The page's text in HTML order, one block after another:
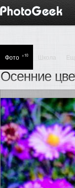
Фото +10 Школа
Осенние